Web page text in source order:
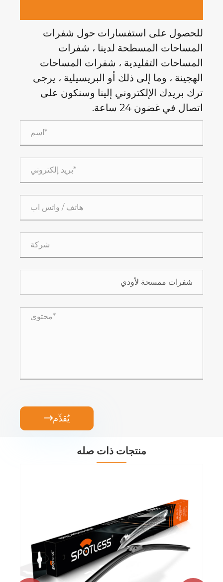
للحصول على استفسارات حول شفرات
المساحات المسطحة لدينا ، شفرات
المساحات التقليدية ، شفرات المساحات
الهجينة ، وما إلى ذلك أو البريسيلية ، يرجى
ترك بريدك الإلكتروني إلينا وسنكون على
اتصال في غضون 24 ساعة.
يُقدِّم
منتجات ذات صله